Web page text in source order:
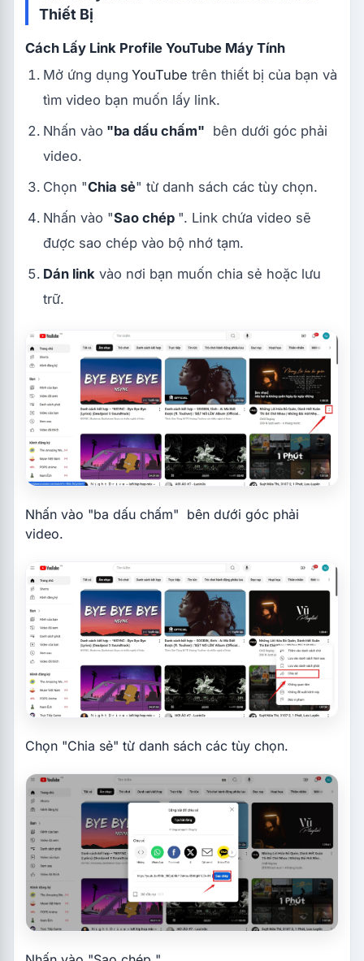
Thiết Bị
Cách Lấy Link Profile YouTube Máy Tính
Mở ứng dụng YouTube trên thiết bị của bạn và
tìm video bạn muốn lấy link.
Nhấn vào "ba dấu chấm" bên dưới góc phải
video.
Chọn "Chia sẻ" từ danh sách các tùy chọn.
Nhấn vào "Sao chép ". Link chứa video sẽ
được sao chép vào bộ nhớ tạm.
Dán link vào nơi bạn muốn chia sẻ hoặc lưu
trữ.
Nhấn vào "ba dấu chấm" bên dưới góc phải
video.
Chọn "Chia sẻ" từ danh sách các tùy chọn.